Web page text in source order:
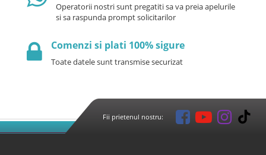
Operatorii nostri sunt pregatiti sa va preia apelurile
si sa raspunda prompt solicitarilor
Comenzi si plati 100% sigure
Toate datele sunt transmise securizat
Fii prietenul nostru: